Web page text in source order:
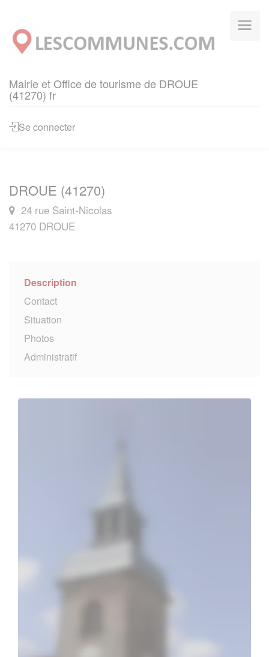
Mairie et Office de tourisme de DROUE
(41270) fr
Se connecter
DROUE (41270)
24 rue Saint-Nicolas
41270 DROUE
Description
Contact
Situation
Photos
Administratif